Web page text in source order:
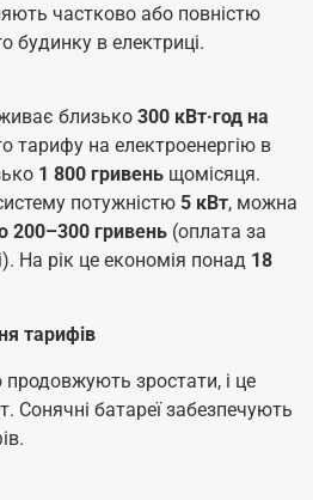
частково або повністю
будинку в електриці.
близько 300 кВт·год на
тарифу на електроенергію в
1 800 гривень щомісяця.
потужністю 5 кВт, можна
200–300 гривень (оплата за
На рік це економія понад 18
тарифів
продовжують зростати, і це
батареї забезпечують